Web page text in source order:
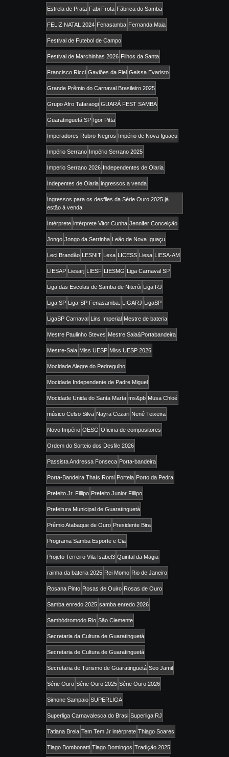
Estrela de Prata Fabi Frota Fábrica do Samba
FELIZ NATAL 2024 Fenasamba Fernanda Maia
Festival de Futebol de Campo
Festival de Marchinhas 2026 Filhos da Santa
Francisco Ricci Gaviões da Fiel Geissa Evaristo
Grande Prêmio do Carnaval Brasileiro 2025
Grupo Afro Tafaraogi GUARÁ FEST SAMBA
Guaratinguetá SP Igor Pitta
Imperadores Rubro-Negros Império de Nova Iguaçu
Império Serrano Império Serrano 2025
Imperio Serrano 2026 Independentes de Olaria
Indepentes de Olaria ingressos a venda
Ingressos para os desfiles da Série Ouro 2025 já
estão à venda
Intérprete intérprete Vitor Cunha Jennifer Conceição
Jongo Jongo da Serrinha Leão de Nova Iguaçu
Leci Brandão LESNIT Lexa LICESS Liesa LIESA-AM
LIESAP Liesarj LIESF LIESMG Liga Carnaval SP
Liga das Escolas de Samba de Niterói Liga RJ
Liga SP Liga-SP Fenasamba. LIGARJ LigaSP
LigaSP Carnaval Lins Imperial Mestre de bateria
Mestre Paulinho Steves Mestre Sala&Portabandeira
Mestre-Sala Miss UESP Miss UESP 2026
Mocidade Alegre do Pedregulho
Mocidade Independente de Padre Miguel
Mocidade Unida do Santa Marta ms&pb Musa Chloé
músico Celso Silva Nayra Cezari Nenê Teixeira
Novo Império OESG Oficina de compositores
Ordem do Sorteio dos Desfile 2026
Passista Andressa Fonseca Porta-bandeira
Porta-Bandeira Thaís Romi Portela Porto da Pedra
Prefeito Jr. Fillipo Prefeito Junior Fillipo
Prefeitura Municipal de Guaratinguetá
Prêmio Atabaque de Ouro Presidente Bira
Programa Samba Esporte e Cia
Projeto Terreiro Vila Isabel3 Quintal da Magia
rainha da bateria 2025 Rei Momo Rio de Janeiro
Rosana Pinto Rosas de Ouiro Rosas de Ouro
Samba enredo 2025 samba enredo 2026
Sambódromodo Rio São Clemente
Secretaria da Cultura de Guaratinguetá
Secretaria de Cultura de Guaratinguetá
Secretaria de Turismo de Guaratinguetá Seo Jamil
Série Ouro Série Ouro 2025 Série Ouro 2026
Simone Sampaio SUPERLIGA
Superliga Carnavalesca do Brasi Superliga RJ
Tatiana Breia Tem Tem Jr intérprete Thiago Soares
Tiago Bombonatti Tiago Domingos Tradição 2025